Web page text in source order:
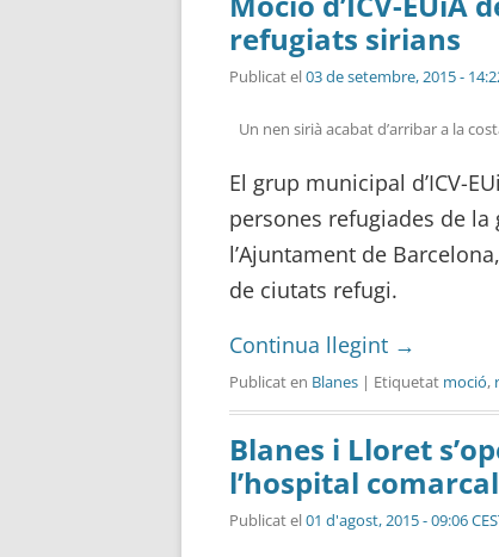
refugiats sirians
Publicat el03 de setembre, 2015 -
Un nen sirià acabat d’arribar a la
El grup municipal d’ICV-
persones refugiades de
l’Ajuntament de
de ciutats refugi.
Continua llegint →
Publicat en Blanes | Etiquetat moció,
Blanes i Lloret
l’hospital
Publicat el01 d'agost, 2015 - 09:06